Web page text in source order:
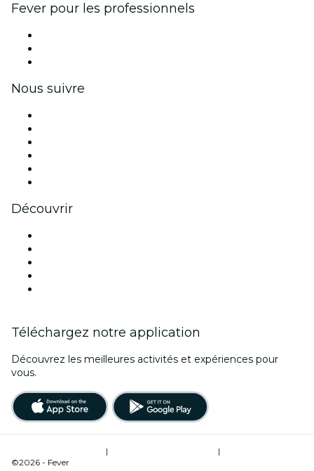
Fever pour les professionnels
Nous suivre
Découvrir
Téléchargez notre application
Découvrez les meilleures activités et expériences pour
vous.
| |
©2026 - Fever